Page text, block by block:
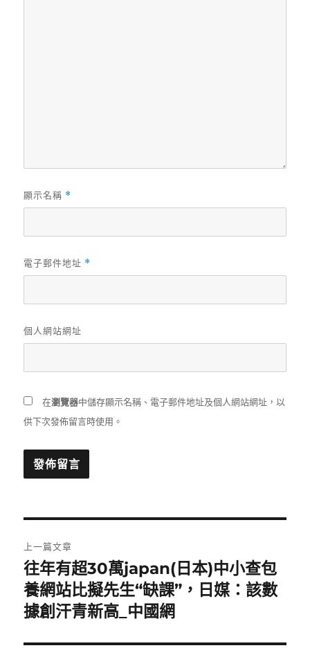
顯示名稱 *
電子郵件地址 *
個人網站網址
在瀏覽器中儲存顯示名稱、電子郵件地址及個人網站網址，以
供下次發佈留言時使用。
章
導
覽
上一篇文章
上
一
篇
章:
往年有超30萬japan(日本)中小查包
養網站比擬先生“缺課”，日媒：該數
據創汗青新高_中國網